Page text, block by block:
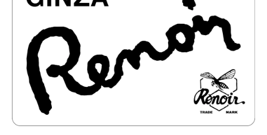
活用シーン
コラム